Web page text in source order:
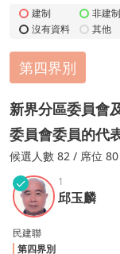
建制 非建制
沒有資料
其他
第四界別
新界分區委員會
委員會委員的代
候選人數 82 / 席位 80
邱玉
麟
✓ 1
邱玉麟
民建聯
第四界別